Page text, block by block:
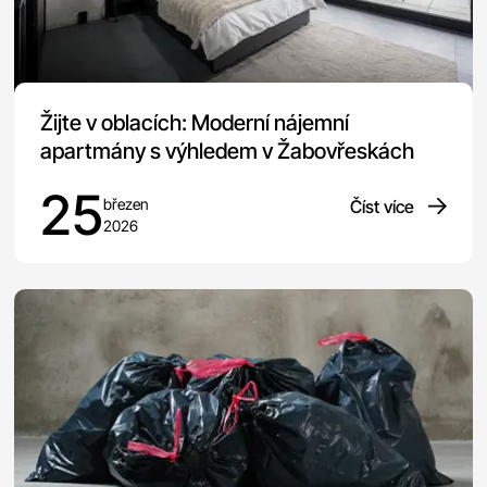
Žijte v oblacích: Moderní nájemní
apartmány s výhledem v Žabovřeskách
25březen
2026
Číst více